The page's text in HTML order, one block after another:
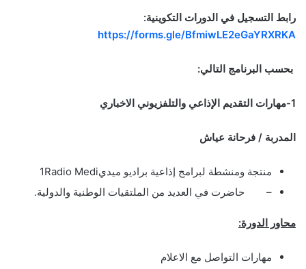
رابط التسجيل في الدورات التكوينية:
https://forms.gle/BfmiwLE2eGaYRXRKA
بحسب البرنامج التالي:
1-مهارات التقديم الإذاعي والتلفزيوني الاخباري
المدربة / فرحانة عياش
منتجة ومنشطة لبرامج إذاعية براديو ميدي1Radio Medi
– حاضرت في العديد من الملتقيات الوطنية والدولية.
محاور الدورة:
مهارات التواصل مع الاعلام